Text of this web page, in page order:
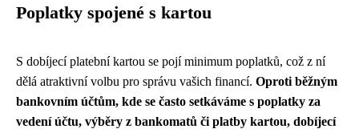
Poplatky spojené s kartou
S dobíjecí platební kartou se pojí minimum poplatků, což z ní
dělá atraktivní volbu pro správu vašich financí. Oproti běžným
bankovním účtům, kde se často setkáváme s poplatky za
vedení účtu, výběry z bankomatů či platby kartou, dobíjecí